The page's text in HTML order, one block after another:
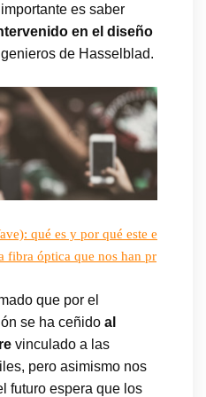
es saber
en el diseño
de Hasselblad.
qué es y por qué este e
fibra óptica que nos han pr
que por el
se ha ceñido al
vinculado a las
pero asimismo nos
futuro espera que los